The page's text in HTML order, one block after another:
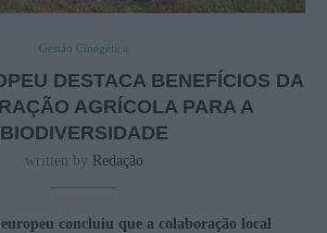
Gestão Cinegética
DESTACA BENEFÍCIOS DA
AGRÍCOLA PARA A
BIODIVERSIDADE
written by Redação
concluiu que a colaboração local